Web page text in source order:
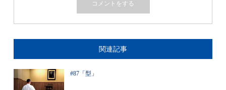
関連記事
#87「型」